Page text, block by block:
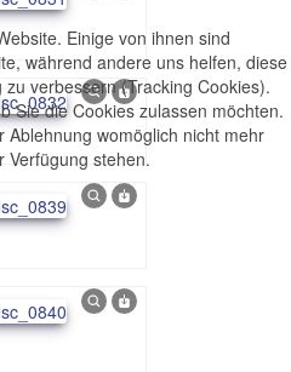
Einige von ihnen sind
während andere uns helfen, diese
verbessern (Tracking Cookies).
Sie die Cookies zulassen möchten.
Ablehnung womöglich nicht mehr
Verfügung stehen.